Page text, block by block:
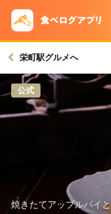
栄町駅グルメへ
公式
焼きたてアップルパイ